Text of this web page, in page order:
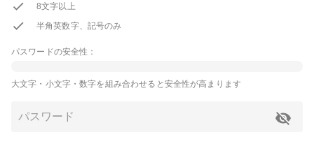
8文字以上
半角英数字、記号のみ
パスワードの安全性：
大文字・小文字・数字を組み合わせると安全性が高まります